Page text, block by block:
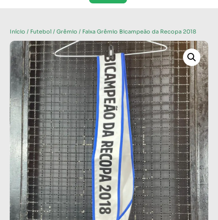
Início / Futebol / Grêmio / Faixa Grêmio Bicampeão da Recopa 2018